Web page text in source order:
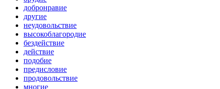
добронравие
другие
неудовольствие
высокоблагородие
бездействие
действие
подобие
предисловие
продовольствие
многие